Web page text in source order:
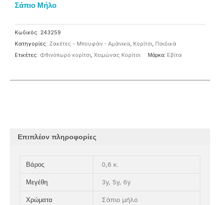
Σάπιο Μήλο
Κωδικός: 243259
Κατηγορίες: Ζακέτες - Μπουφάν - Αμάνικα, Κορίτσι, Παιδικά
Ετικέτες: Φθινόπωρο κορίτσι, Χειμώνας Κορίτσι Μάρκα: Eβίτα
Επιπλέον πληροφορίες
Βάρος 0,6 κ.
Μεγέθη 3y, 5y, 6y
Χρώματα Σάπιο μήλο